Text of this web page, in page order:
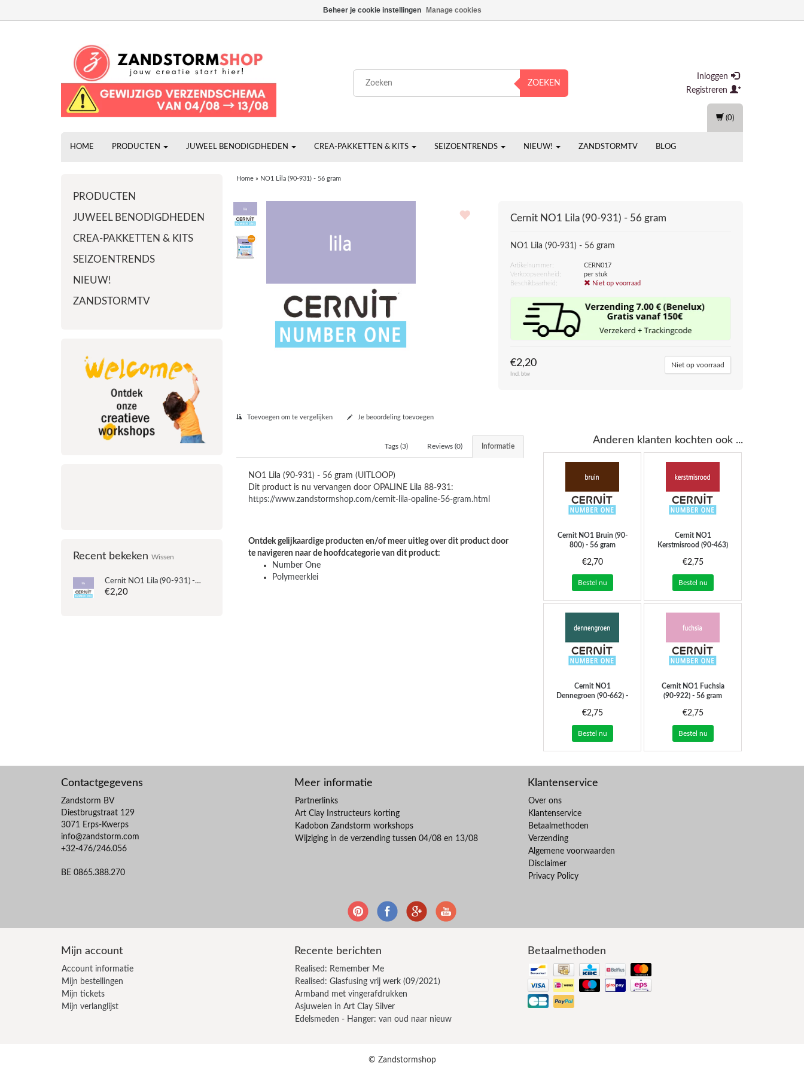
ZOEKEN
Inloggen
Registreren
HOME PRODUCTEN JUWEEL BENODIGDHEDEN CREA-PAKKETTEN & KITS SEIZOENTRENDS NIEUW! ZANDSTORMTV BLOG
(0)
PRODUCTEN
JUWEEL BENODIGDHEDEN
CREA-PAKKETTEN & KITS
SEIZOENTRENDS
NIEUW!
ZANDSTORMTV
Recent bekeken Wissen
Cernit NO1 Lila (90-931) - 56 gram (UITLOOP)
€2,20
Home» NO1 Lila (90-931) - 56 gram
Cernit NO1 Lila (90-931) - 56 gram
NO1 Lila (90-931) - 56 gram
Artikelnummer:
CERN017
Verkoopseenheid:
per stuk
Beschikbaarheid:
Niet op voorraad
€2,20
Incl. btw
Niet op voorraad
Toevoegen om te vergelijken Je beoordeling toevoegen
Informatie
Reviews (0)
Tags (3)
NO1 Lila (90-931) - 56 gram (UITLOOP)
Dit product is nu vervangen door OPALINE Lila 88-931:
https://www.zandstormshop.com/cernit-lila-opaline-56-gram.html
Ontdek gelijkaardige producten en/of meer uitleg over dit product door
te navigeren naar de hoofdcategorie van dit product:
Number One
Polymeerklei
Anderen klanten kochten ook ...
CernitNO1 Bruin (90-
800) - 56 gram
€2,70
Bestel nu
CernitNO1
Kerstmisrood (90-463)
€2,75
Bestel nu
CernitNO1
Dennegroen (90-662) -
€2,75
Bestel nu
CernitNO1 Fuchsia
(90-922) - 56 gram
€2,75
Bestel nu
Contactgegevens
Zandstorm BV
Diestbrugstraat 129
3071 Erps-Kwerps
info@zandstorm.com
+32-476/246.056
BE 0865.388.270
Meer informatie
Partnerlinks
Art Clay Instructeurs korting
Kadobon Zandstorm workshops
Wijziging in de verzending tussen 04/08 en 13/08
Klantenservice
Over ons
Klantenservice
Betaalmethoden
Verzending
Algemene voorwaarden
Disclaimer
Privacy Policy
Mijn account
Account informatie
Mijn bestellingen
Mijn tickets
Mijn verlanglijst
Recente berichten
Realised: Remember Me
Realised: Glasfusing vrij werk (09/2021)
Armband met vingerafdrukken
Asjuwelen in Art Clay Silver
Edelsmeden - Hanger: van oud naar nieuw
Betaalmethoden
© Zandstormshop
Beheer je cookie instellingen Manage cookies